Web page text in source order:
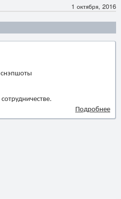
1 октября, 2016
Подробнее